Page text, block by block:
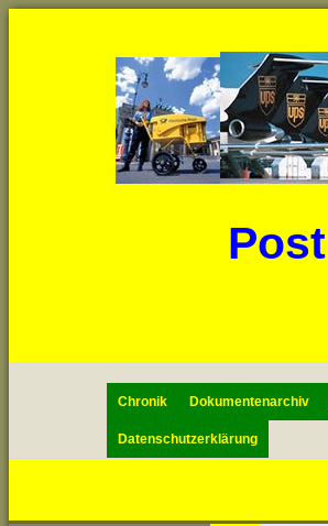
Chronik Dokumentenarchiv
Datenschutzerklärung